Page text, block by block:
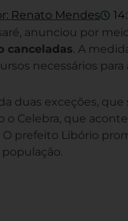
Renato Mendes
anunciou por
canceladas. A
necessários para
duas exceções, que
o Celebra, que
prefeito Libório